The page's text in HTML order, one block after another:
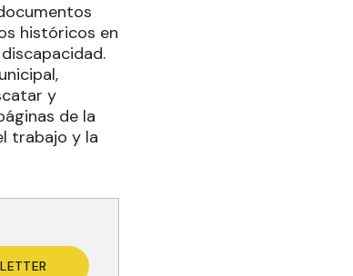
históricos en
y
de la
trabajo y la